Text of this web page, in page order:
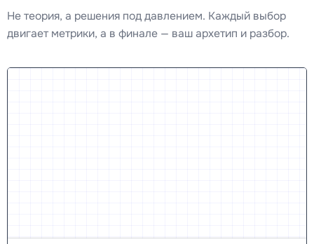
Не теория, а решения под давлением. Каждый выбор
двигает метрики, а в финале — ваш архетип и разбор.